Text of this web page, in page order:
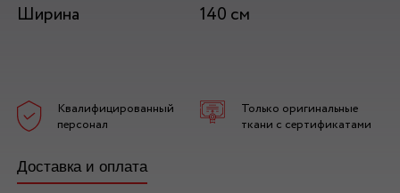
Ширина
140 см
Квалифицированный
персонал
Только оригинальные
ткани с сертификатами
Доставка и оплата